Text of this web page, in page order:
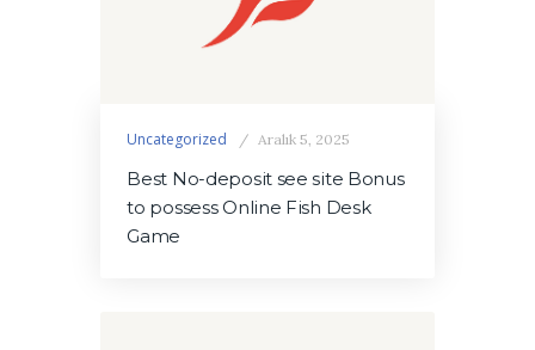
Uncategorized Aralık 5, 2025
Best No-deposit see site Bonus
to possess Online Fish Desk
Game